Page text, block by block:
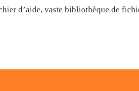
d’aide, vaste bibliothèque de